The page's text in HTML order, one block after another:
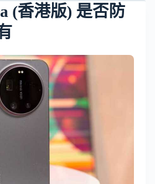
(香港版) 是否防